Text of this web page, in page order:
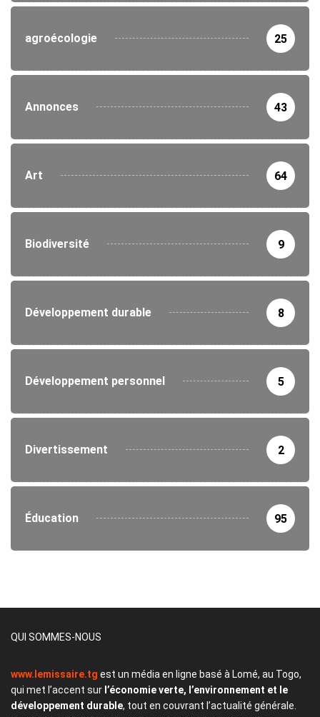
agroécologie 25
Annonces 43
Art 64
Biodiversité 9
Développement durable 8
Développement personnel 5
Divertissement 2
Éducation 95
QUI SOMMES-NOUS
www.lemissaire.tg est un média en ligne basé à Lomé, au Togo,
qui met l’accent sur l’économie verte, l’environnement et le
développement durable, tout en couvrant l’actualité générale.